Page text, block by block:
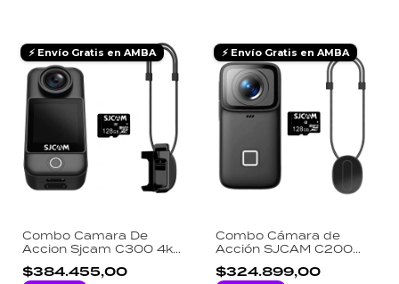
⚡ Envío Gratis en AMBA
Combo Camara De
Accion Sjcam C300 4k
+ Memoria Card 128gb
Micro SD + Cordón
$384.455,00
⚡ Envío Gratis en AMBA
Combo Cámara de
Acción SJCAM C200
Pro 4K + Memoria Card
128gb Micro SD +
$324.899,00